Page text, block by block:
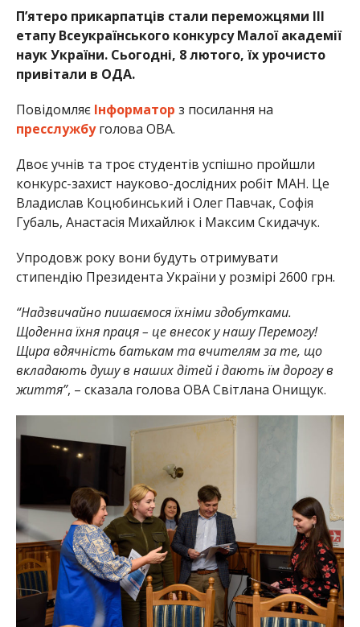
П’ятеро прикарпатців стали переможцями III
етапу Всеукраїнського конкурсу Малої академії
наук України. Сьогодні, 8 лютого, їх урочисто
привітали в ОДА.
ПовідомляєІнформатор з посилання на
пресслужбуголова ОВА.
Двоє учнів та троє студентів успішно пройшли
конкурс-захист науково-дослідних робіт МАН. Це
Владислав Коцюбинський і Олег Павчак, Софія
Губаль, Анастасія Михайлюк і Максим Скидачук.
Упродовж року вони будуть отримувати
стипендію Президента України у розмірі 2600 грн.
“Надзвичайно пишаємося їхніми здобутками.
Щоденна їхня праця – це внесок у нашу Перемогу!
Щира вдячність батькам та вчителям за те, що
вкладають душу в наших дітей і дають їм дорогу в
життя”, – сказала голова ОВА Світлана Онищук.